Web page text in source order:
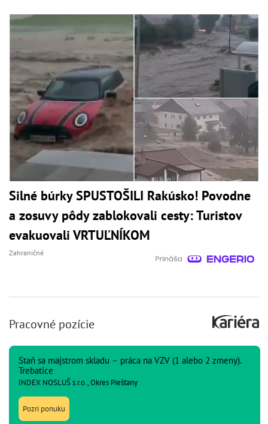
Silné búrky SPUSTOŠILI Rakúsko! Povodne
a zosuvy pôdy zablokovali cesty: Turistov
evakuovali VRTUĽNÍKOM
Zahraničné
Pracovné pozície
Staň sa majstrom skladu – práca na VZV (1 alebo 2 zmeny).
Trebatice
INDEX NOSLUŠ s.r.o., Okres Piešťany
Pozri ponuku